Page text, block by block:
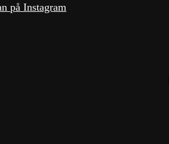
på Instagram